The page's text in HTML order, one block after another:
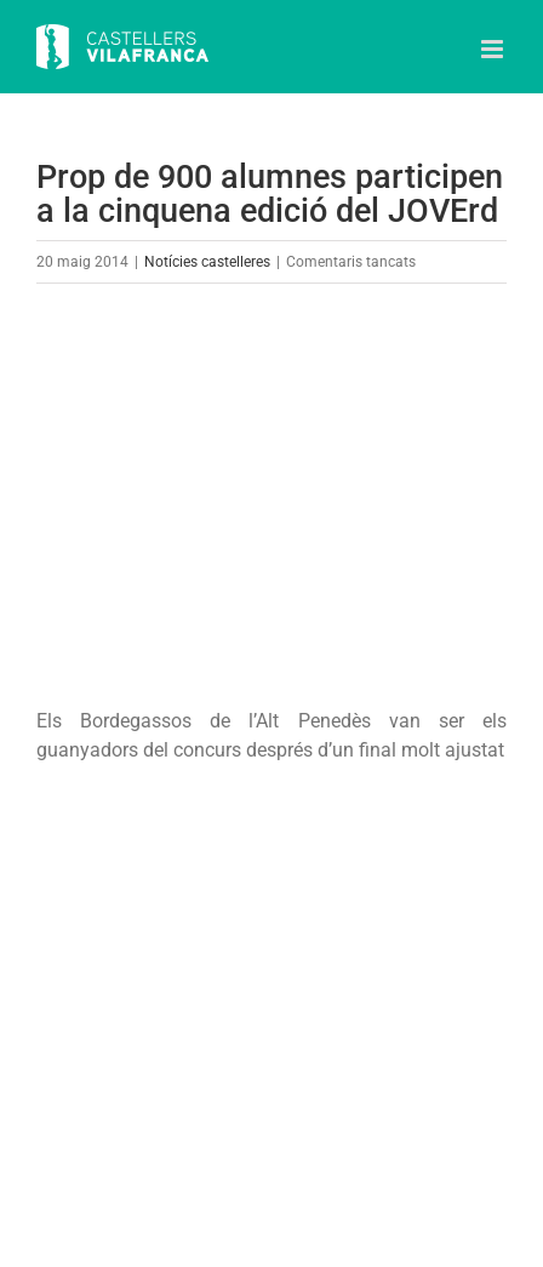
content
Prop de 900 alumnes participen
a la cinquena edició del JOVErd
20 maig 2014 Notícies castelleres Comentaris tancatsa
Els Bordegassos de l’Alt Penedès van ser els
guanyadors del concurs després d’un final molt ajustat